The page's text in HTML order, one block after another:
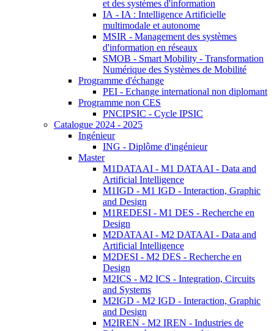
et des systèmes d'information
IA - IA : Intelligence Artificielle
multimodale et autonome
MSIR - Management des systèmes
d'information en réseaux
SMOB - Smart Mobility - Transformation
Numérique des Systèmes de Mobilité
Programme d'échange
PEI - Echange international non diplomant
Programme non CES
PNCIPSIC - Cycle IPSIC
Catalogue 2024 - 2025
Ingénieur
ING - Diplôme d'ingénieur
Master
M1DATAAI - M1 DATAAI - Data and
Artificial Intelligence
M1IGD - M1 IGD - Interaction, Graphic
and Design
M1REDESI - M1 DES - Recherche en
Design
M2DATAAI - M2 DATAAI - Data and
Artificial Intelligence
M2DESI - M2 DES - Recherche en
Design
M2ICS - M2 ICS - Integration, Circuits
and Systems
M2IGD - M2 IGD - Interaction, Graphic
and Design
M2IREN - M2 IREN - Industries de